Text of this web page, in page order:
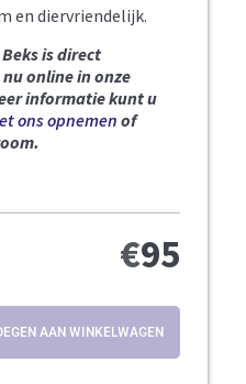
en diervriendelijk.
is direct
online in onze
informatie kunt u
ons opnemenof
€95
AAN WINKELWAGEN